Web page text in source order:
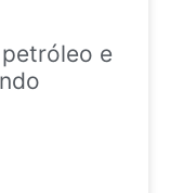
e